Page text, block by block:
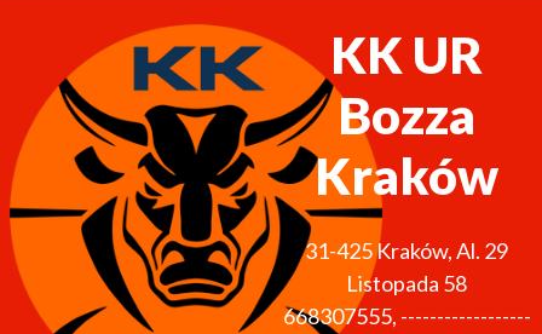
KK UR
Bozza
Kraków
31-425Kraków,Al. 29
Listopada 58
668307555, ------------------